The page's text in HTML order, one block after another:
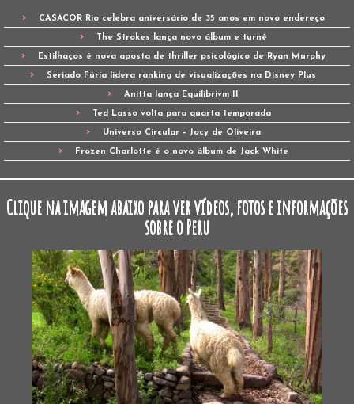
CASACOR Rio celebra aniversário de 35 anos em novo endereço
The Strokes lança novo álbum e turnê
Estilhaços é nova aposta de thriller psicológico de Ryan Murphy
Seriado Fúria lidera ranking de visualizações na Disney Plus
Anitta lança Equilibrivm II
Ted Lasso volta para quarta temporada
Universo Circular – Jocy de Oliveira
Frozen Charlotte é o novo álbum de Jack White
Clique na imagem abaixo para ver vídeos, fotos e informações
sobre o Peru